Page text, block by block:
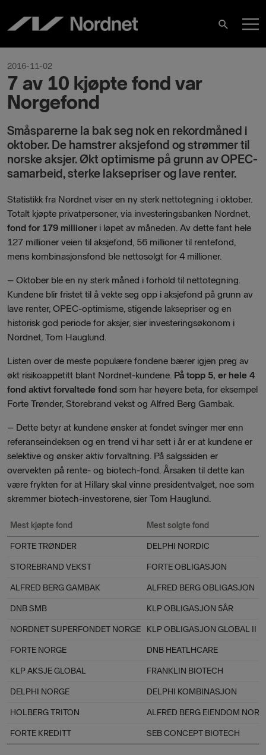
innehåll
Sök
2016-11-02
7 av 10 kjøpte fond var
Norgefond
Småsparerne la bak seg nok en rekordmåned i
oktober. De hamstrer aksjefond og strømmer til
norske aksjer. Økt optimisme på grunn av OPEC-
samarbeid, sterke laksepriser og lave renter.
Statistikk fra Nordnet viser en ny sterk nettotegning i oktober.
Totalt kjøpte privatpersoner, via investeringsbanken Nordnet,
fond for 179 millioneri løpet av måneden. Av dette fant hele
127 millioner veien til aksjefond, 56 millioner til rentefond,
mens kombinasjonsfond ble nettosolgt for 4 millioner.
– Oktober ble en ny sterk måned i forhold til nettotegning.
Kundene blir fristet til å vekte seg opp i aksjefond på grunn av
lave renter, OPEC-optimisme, stigende laksepriser og en
historisk god periode for aksjer, sier investeringsøkonom i
Nordnet, Tom Hauglund.
Listen over de meste populære fondene bærer igjen preg av
økt risikoappetitt blant Nordnet-kundene. På topp 5, er hele 4
fond aktivt forvaltede fond som har høyere beta, for eksempel
Forte Trønder, Storebrand vekst og Alfred Berg Gambak.
– Dette betyr at kundene ønsker at fondet svinger mer enn
referanseindeksen og en trend vi har sett i år er at kundene er
selektive og ønsker aktiv forvaltning. På salgssiden er
overvekten på rente- og biotech-fond. Årsaken til dette kan
være frykten for at Hillary skal vinne presidentvalget, noe som
skremmer biotech-investorene, sier Tom Hauglund.
Mest kjøpte fond Mest solgte fond
FORTE TRØNDER DELPHI NORDIC
STOREBRAND VEKST FORTE OBLIGASJON
ALFRED BERG GAMBAK ALFRED BERG OBLIGASJON
DNB SMB KLP OBLIGASJON 5ÅR
NORDNET SUPERFONDET NORGE KLP OBLIGASJON GLOBAL II
FORTE NORGE DNB HEATLHCARE
KLP AKSJE GLOBAL FRANKLIN BIOTECH
DELPHI NORGE DELPHI KOMBINASJON
HOLBERG TRITON ALFRED BERG EIENDOM
FORTE KREDITT SEB CONCEPT BIOTECH